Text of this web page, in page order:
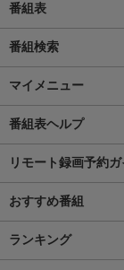
番組表
番組検索
マイメニュー
番組表ヘルプ
リモート録画予約ガ
おすすめ番組
ランキング